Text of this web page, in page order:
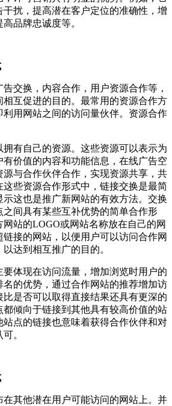
扰，提高潜在客户定位的准确性，增
品牌忠诚度等。
交换，内容合作，用户资源合作等，
互促进的目的。最常用的资源合作方
利用网站之间的访问量伙伴。资源合作
有自己的资源。这些资源可以表示为
价值的内容和功能信息，在线广告空
源与合作伙伴合作，实现资源共享，共
这些资源合作形式中，链接交换是最简
这也是推广新网站的有效方法。交换
间具有某些互补优势的简单合作形
站的LOGO或网站名称放在自己的网
接的网站，以便用户可以访问合作网
达到相互推广的目的。
体现在访问流量，增加浏览时用户的
名的优势，通过合作网站的推荐增加访
是否可以取得直接结果还具有更深的
倾向于链接到其他具有较高价值的站
站点的链接也意味着获得合作伙伴和对
。
其他潜在用户可能访问的网站上。并